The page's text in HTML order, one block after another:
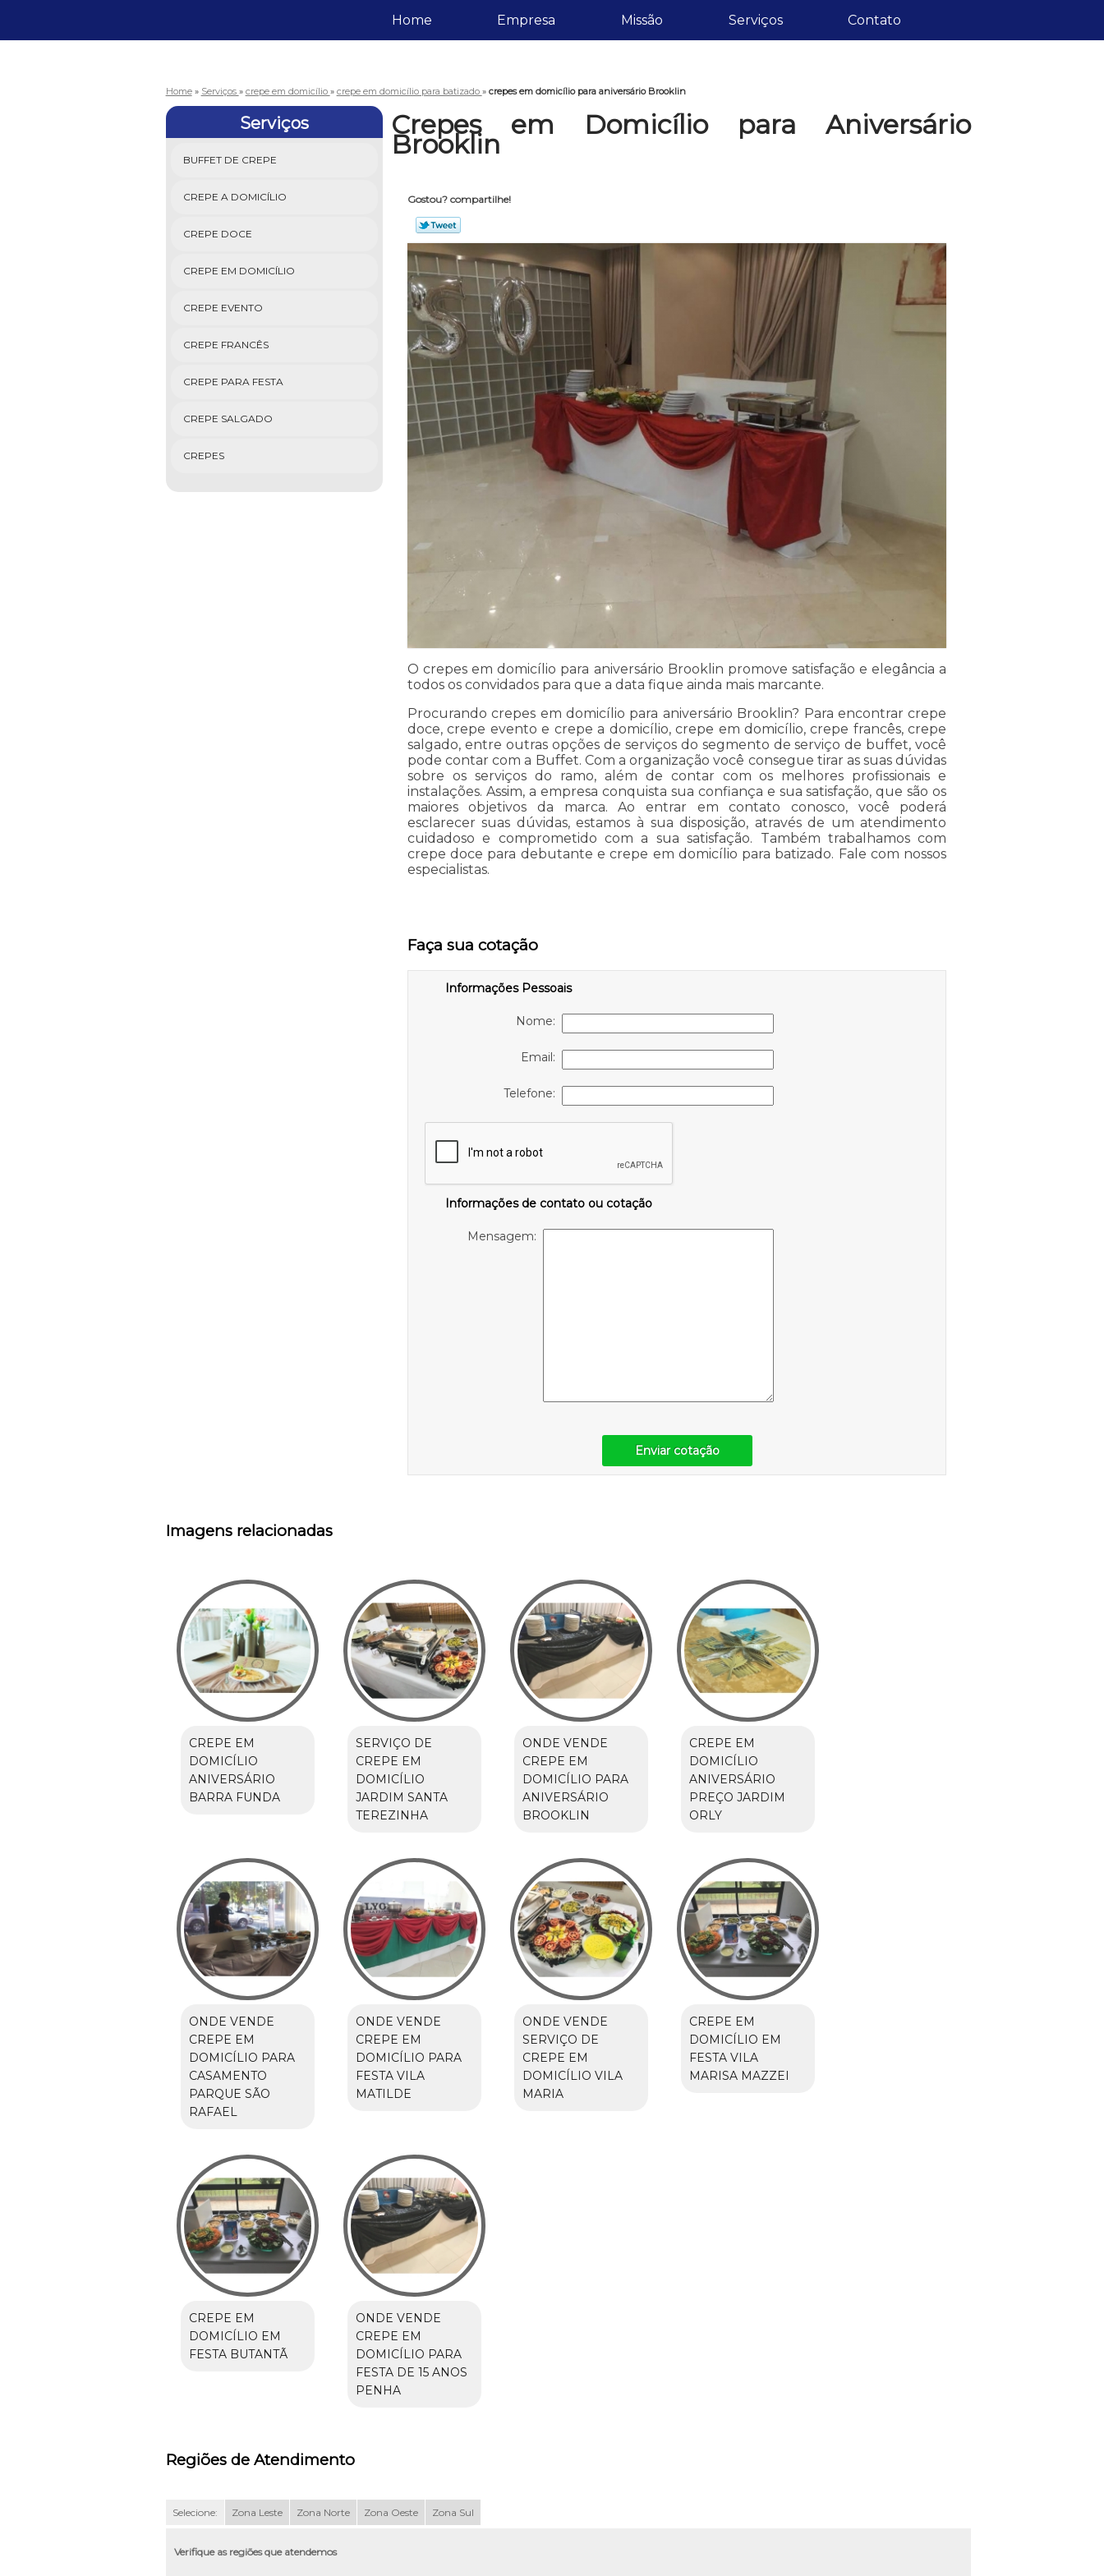
Home Empresa Missão Serviços Contato
Home » Serviços » crepe em domicílio » crepe em domicílio para batizado » crepes em domicílio para aniversário Brooklin
Serviços
BUFFET DE CREPE
CREPE A DOMICÍLIO
CREPE DOCE
CREPE EM DOMICÍLIO
CREPE EVENTO
CREPE FRANCÊS
CREPE PARA FESTA
CREPE SALGADO
CREPES
Crepes em Domicílio para Aniversário
Brooklin
Gostou? compartilhe!
O crepes em domicílio para aniversário Brooklin promove satisfação e elegância a
todos os convidados para que a data fique ainda mais marcante.
Procurando crepes em domicílio para aniversário Brooklin? Para encontrar crepe
doce, crepe evento e crepe a domicílio, crepe em domicílio, crepe francês, crepe
salgado, entre outras opções de serviços do segmento de serviço de buffet, você
pode contar com a Buffet. Com a organização você consegue tirar as suas dúvidas
sobre os serviços do ramo, além de contar com os melhores profissionais e
instalações. Assim, a empresa conquista sua confiança e sua satisfação, que são os
maiores objetivos da marca. Ao entrar em contato conosco, você poderá
esclarecer suas dúvidas, estamos à sua disposição, através de um atendimento
cuidadoso e comprometido com a sua satisfação. Também trabalhamos com
crepe doce para debutante e crepe em domicílio para batizado. Fale com nossos
especialistas.
Faça sua cotação
Informações Pessoais
Nome:
Email:
Telefone:
Informações de contato ou cotação
Mensagem:
Enviar cotação
Imagens relacionadas
CREPE EM
DOMICÍLIO
ANIVERSÁRIO
BARRA FUNDA
SERVIÇO DE
CREPE EM
DOMICÍLIO
JARDIM SANTA
TEREZINHA
ONDE VENDE
CREPE EM
DOMICÍLIO PARA
ANIVERSÁRIO
BROOKLIN
CREPE EM
DOMICÍLIO
ANIVERSÁRIO
PREÇO JARDIM
ORLY
ONDE VENDE
CREPE EM
DOMICÍLIO PARA
CASAMENTO
PARQUE SÃO
RAFAEL
ONDE VENDE
CREPE EM
DOMICÍLIO PARA
FESTA VILA
MATILDE
ONDE VENDE
SERVIÇO DE
CREPE EM
DOMICÍLIO VILA
MARIA
CREPE EM
DOMICÍLIO EM
FESTA VILA
MARISA MAZZEI
CREPE EM
DOMICÍLIO EM
FESTA BUTANTÃ
ONDE VENDE
CREPE EM
DOMICÍLIO PARA
FESTA DE 15 ANOS
PENHA
Regiões de Atendimento
Selecione: Zona Leste Zona Norte Zona Oeste Zona Sul
Verifique as regiões que atendemos